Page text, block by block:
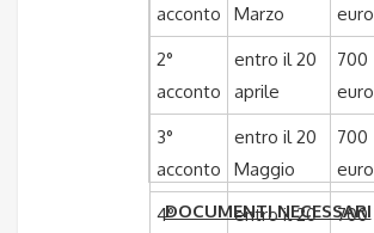
acconto
Marzo
euro
2°
acconto
entro il 20
aprile
700
euro
3°
acconto
entro il 20
Maggio
700
euro
4°
entro il 20
700
DOCUMENTI NECESSARI